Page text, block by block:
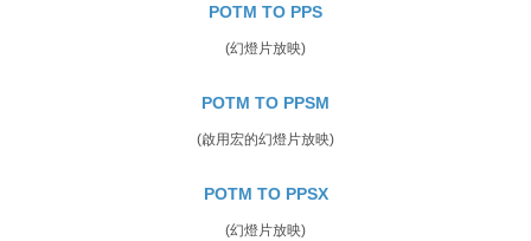
POTM TO PPS
(幻燈片放映)
POTM TO PPSM
(啟用宏的幻燈片放映)
POTM TO PPSX
(幻燈片放映)